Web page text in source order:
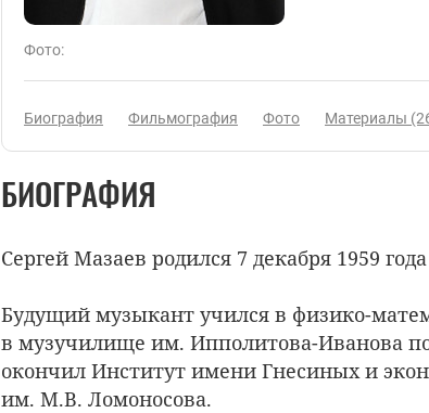
Фото:
Биография Фильмография Фото Материалы
БИОГРАФИЯ
Сергей Мазаев родился 7 декабря 1959
Будущий музыкант учился в физико-
в музучилище им. Ипполитова-Иванова
окончил Институт имени Гнесиных и
им. М.В. Ломоносова.